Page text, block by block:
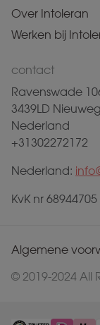
Over Intoleran
Werken bij
contact
Ravenswade
3439LD
Nederland
+31302272172
Nederland:
KvK nr 68944705
© 2019-2024 All
Algemene